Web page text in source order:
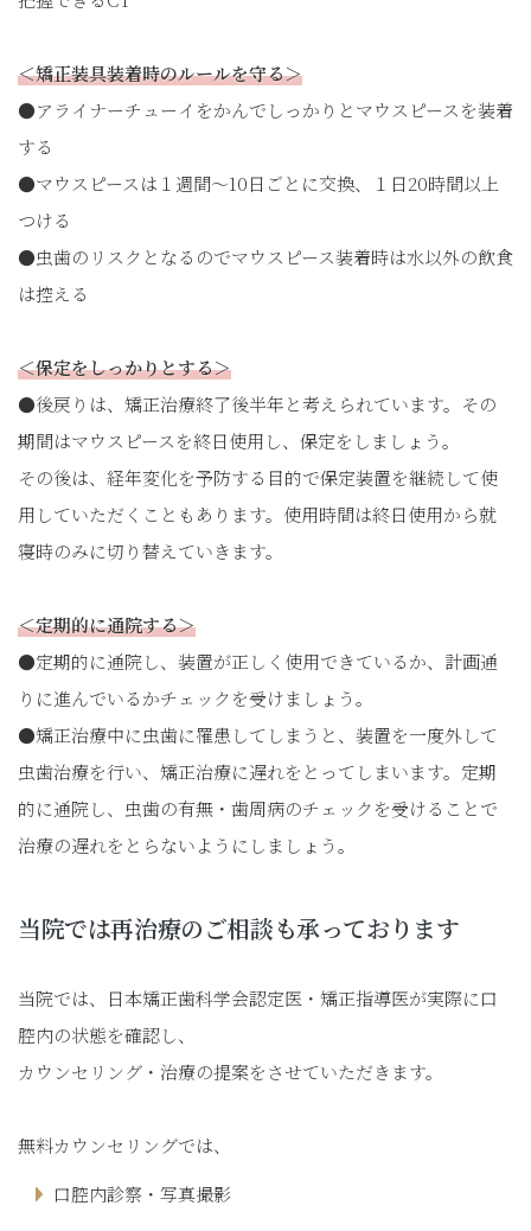
＜矯正装具装着時のルールを守る＞
●アライナーチューイをかんでしっかりとマウスピースを装着
する
●マウスピースは１週間〜10日ごとに交換、１日20時間以上
つける
●虫歯のリスクとなるのでマウスピース装着時は水以外の飲食
は控える
＜保定をしっかりとする＞
●後戻りは、矯正治療終了後半年と考えられています。その
期間はマウスピースを終日使用し、保定をしましょう。
その後は、経年変化を予防する目的で保定装置を継続して使
用していただくこともあります。使用時間は終日使用から就
寝時のみに切り替えていきます。
＜定期的に通院する＞
●定期的に通院し、装置が正しく使用できているか、計画通
りに進んでいるかチェックを受けましょう。
●矯正治療中に虫歯に罹患してしまうと、装置を一度外して
虫歯治療を行い、矯正治療に遅れをとってしまいます。定期
的に通院し、虫歯の有無・歯周病のチェックを受けることで
治療の遅れをとらないようにしましょう。
当院では再治療のご相談も承っております
当院では、日本矯正歯科学会認定医・矯正指導医が実際に口
腔内の状態を確認し、
カウンセリング・治療の提案をさせていただきます。
無料カウンセリングでは、
口腔内診察・写真撮影